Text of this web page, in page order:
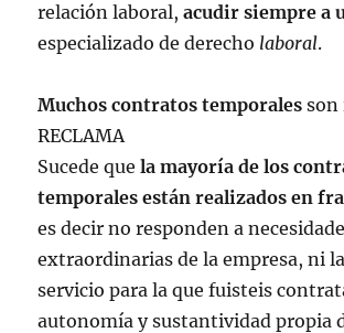
relación laboral,acudir siempre a
especializado de derecho laboral.
Muchos contratos temporales son
RECLAMA
Sucede quela mayoría de los
temporales están realizados en
es decir no responden a
extraordinarias de la empresa, ni
servicio para la que fuisteis
autonomía y sustantividad propia